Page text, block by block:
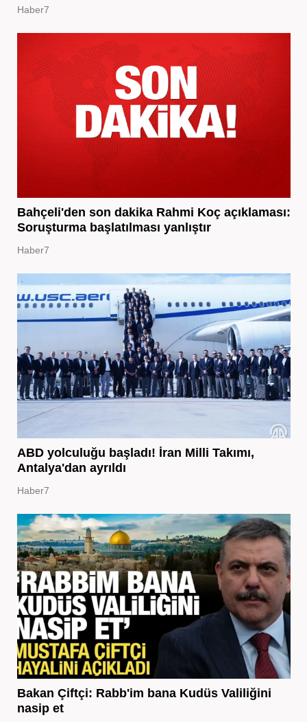
Haber7
Bahçeli'den son dakika Rahmi Koç açıklaması:
Soruşturma başlatılması yanlıştır
Haber7
ABD yolculuğu başladı! İran Milli Takımı,
Antalya'dan ayrıldı
Haber7
Bakan Çiftçi: Rabb'im bana Kudüs Valiliğini
nasip et